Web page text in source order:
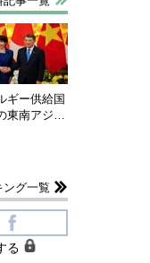
ギー供給国
東南アジ…
ング一覧
る